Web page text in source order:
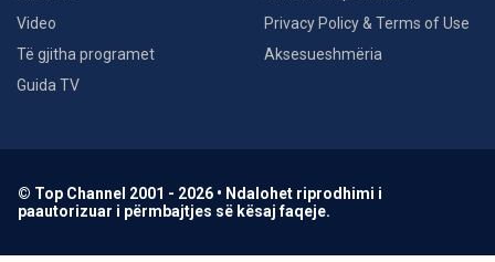
Video
Të gjitha programet
Guida TV
Privacy Policy & Terms of Use
Aksesueshmëria
© Top Channel 2001 - 2026 • Ndalohet riprodhimi i
paautorizuar i përmbajtjes së kësaj faqeje.